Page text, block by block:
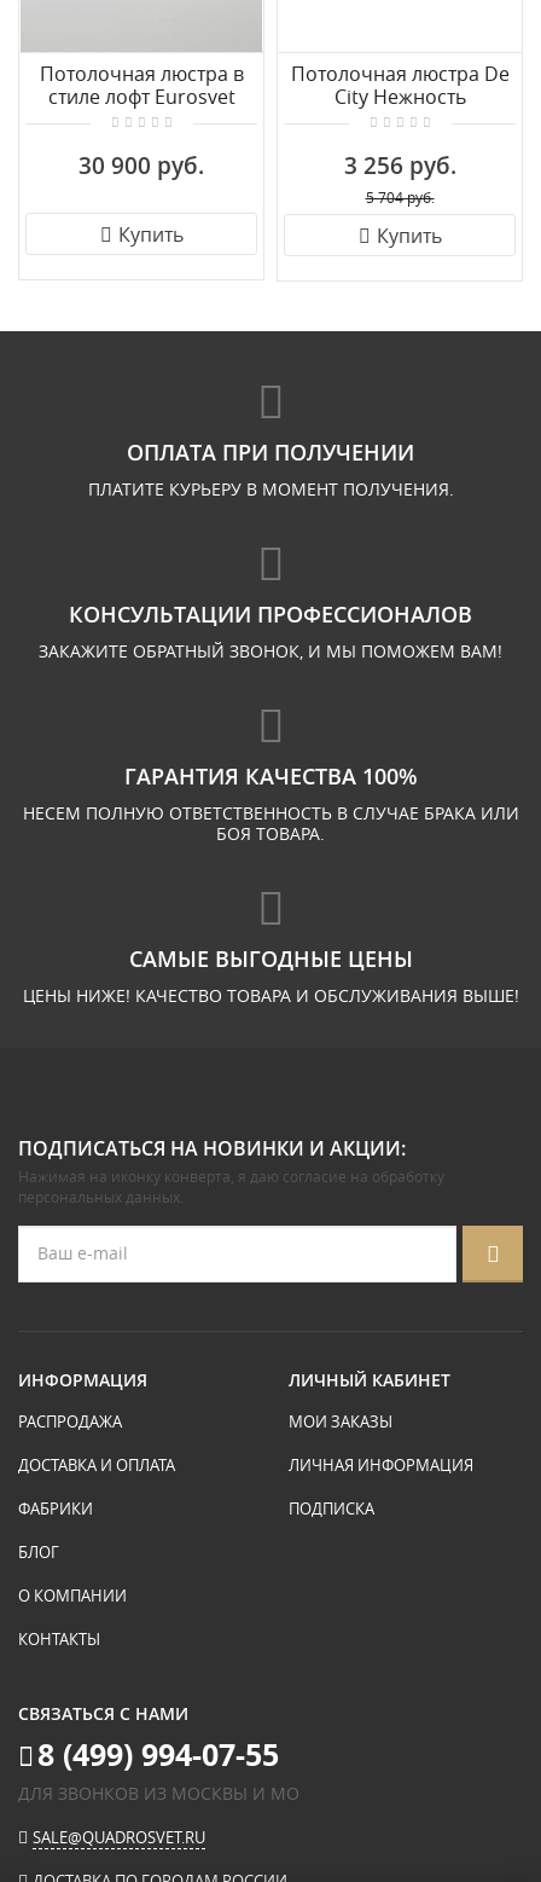
Потолочная люстра в
стиле лофт Eurosvet
Nocciola 70106/8
30 900 руб.
Купить
Потолочная люстра De
City Нежность
676016903
3 256 руб.
5 704 руб.
Купить
ОПЛАТА ПРИ ПОЛУЧЕНИИ
ПЛАТИТЕ КУРЬЕРУ В МОМЕНТ ПОЛУЧЕНИЯ.
КОНСУЛЬТАЦИИ ПРОФЕССИОНАЛОВ
ЗАКАЖИТЕ ОБРАТНЫЙ ЗВОНОК, И МЫ ПОМОЖЕМ ВАМ!
ГАРАНТИЯ КАЧЕСТВА 100%
НЕСЕМ ПОЛНУЮ ОТВЕТСТВЕННОСТЬ В СЛУЧАЕ БРАКА ИЛИ
БОЯ ТОВАРА.
САМЫЕ ВЫГОДНЫЕ ЦЕНЫ
ЦЕНЫ НИЖЕ! КАЧЕСТВО ТОВАРА И ОБСЛУЖИВАНИЯ ВЫШЕ!
ПОДПИСАТЬСЯ НА НОВИНКИ И АКЦИИ:
Нажимая на иконку конверта, я даю согласие на обработку
персональных данных.
ИНФОРМАЦИЯ
РАСПРОДАЖА
ДОСТАВКА И ОПЛАТА
ФАБРИКИ
БЛОГ
О КОМПАНИИ
КОНТАКТЫ
ЛИЧНЫЙ КАБИНЕТ
МОИ ЗАКАЗЫ
ЛИЧНАЯ ИНФОРМАЦИЯ
ПОДПИСКА
СВЯЗАТЬСЯ С НАМИ
8 (499) 994-07-55
ДЛЯ ЗВОНКОВ ИЗ МОСКВЫ И МО
SALE@QUADROSVET.RU